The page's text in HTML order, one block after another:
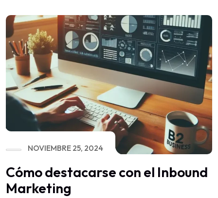
NOVIEMBRE 25, 2024
Cómo destacarse con el Inbound
Marketing